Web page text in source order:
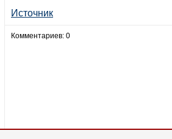
Источник
Комментариев: 0